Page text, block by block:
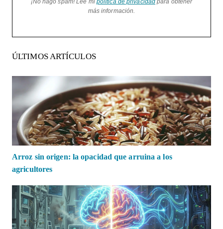
más información.
ÚLTIMOS ARTÍCULOS
Arroz sin origen: la opacidad que arruina a los
agricultores